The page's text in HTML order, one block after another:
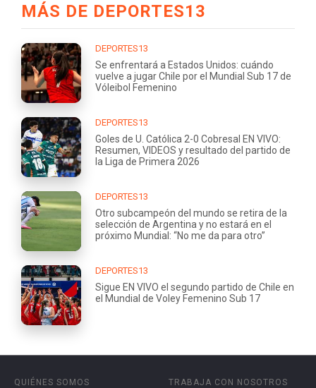
MÁS DE DEPORTES13
DEPORTES13
Se enfrentará a Estados Unidos: cuándo
vuelve a jugar Chile por el Mundial Sub 17 de
Vóleibol Femenino
DEPORTES13
Goles de U. Católica 2-0 Cobresal EN VIVO:
Resumen, VIDEOS y resultado del partido de
la Liga de Primera 2026
DEPORTES13
Otro subcampeón del mundo se retira de la
selección de Argentina y no estará en el
próximo Mundial: “No me da para otro”
DEPORTES13
Sigue EN VIVO el segundo partido de Chile en
el Mundial de Voley Femenino Sub 17
QUIÉNES SOMOS
TRABAJA CON NOSOTROS